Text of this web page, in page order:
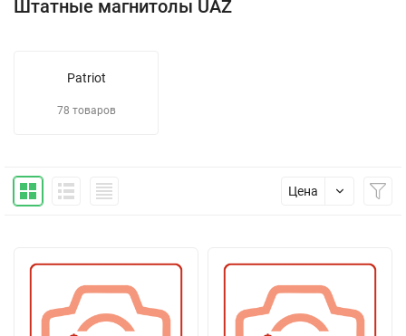
Штатные магнитолы UAZ
Patriot
78 товаров
Цена